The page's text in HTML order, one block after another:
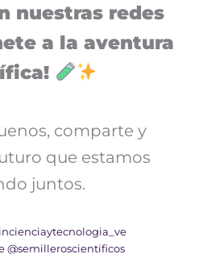
nuestras redes
a la aventura
comparte y
que estamos
juntos.
@semilleroscientificos